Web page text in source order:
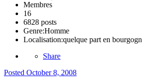
Membres
16
6828 posts
Genre:Homme
Localisation:quelque part en
Share
Posted October 8, 2008